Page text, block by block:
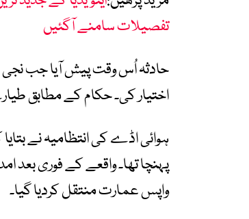
تفصیلات سامنے آگئیں
حادثہ اُس وقت پیش آیا جب
اختیار کی۔ حکام کے مطابق طیارے میں 224 مسافر اور عملے کے 7
ہوائی اڈے کی انتظامیہ نے
پہنچا تھا۔ واقعے کے فوری بعد
واپس عمارت منتقل کردیا گیا۔